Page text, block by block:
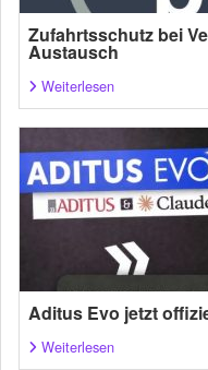
Zufahrtsschutz bei
Austausch
Weiterlesen
Aditus Evo jetzt
Weiterlesen